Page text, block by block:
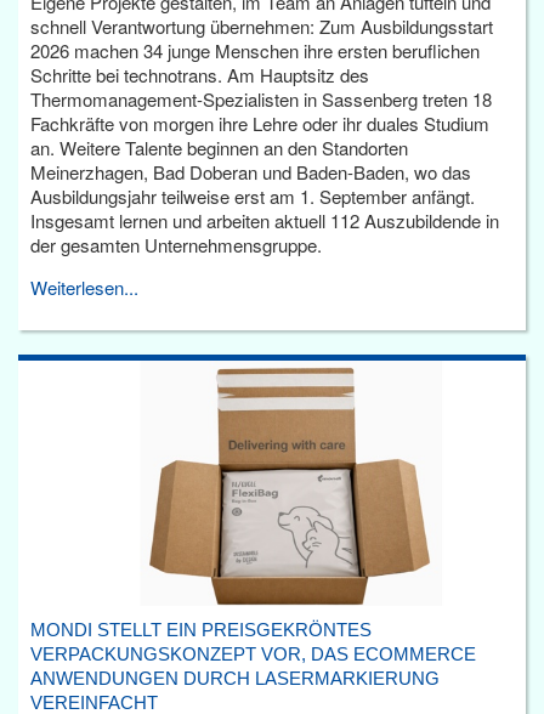
schnell Verantwortung übernehmen: Zum Ausbildungsstart
2026 machen 34 junge Menschen ihre ersten beruflichen
Schritte bei technotrans. Am Hauptsitz des
Thermomanagement-Spezialisten in Sassenberg treten 18
Fachkräfte von morgen ihre Lehre oder ihr duales Studium
an. Weitere Talente beginnen an den Standorten
Meinerzhagen, Bad Doberan und Baden-Baden, wo das
Ausbildungsjahr teilweise erst am 1. September anfängt.
Insgesamt lernen und arbeiten aktuell 112 Auszubildende in
der gesamten Unternehmensgruppe.
Weiterlesen...
MONDI STELLT EIN PREISGEKRÖNTES
VERPACKUNGSKONZEPT VOR, DAS ECOMMERCE
ANWENDUNGEN DURCH LASERMARKIERUNG
VEREINFACHT